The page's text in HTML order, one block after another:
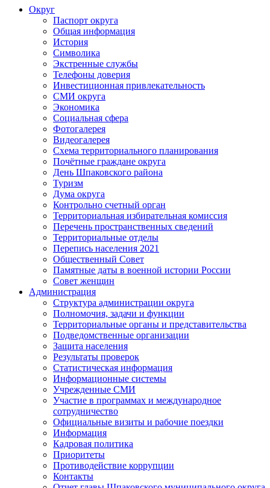
Округ
Паспорт округа
Общая информация
История
Символика
Экстренные службы
Телефоны доверия
Инвестиционная привлекательность
СМИ округа
Экономика
Социальная сфера
Фотогалерея
Видеогалерея
Схема территориального планирования
Почётные граждане округа
День Шпаковского района
Туризм
Дума округа
Контрольно счетный орган
Территориальная избирательная комиссия
Перечень пространственных сведений
Территориальные отделы
Перепись населения 2021
Общественный Совет
Памятные даты в военной истории России
Совет женщин
Администрация
Структура администрации округа
Полномочия, задачи и функции
Территориальные органы и представительства
Подведомственные организации
Защита населения
Результаты проверок
Статистическая информация
Информационные системы
Учрежденные СМИ
Участие в программах и международное
сотрудничество
Официальные визиты и рабочие поездки
Информация
Кадровая политика
Приоритеты
Противодействие коррупции
Контакты